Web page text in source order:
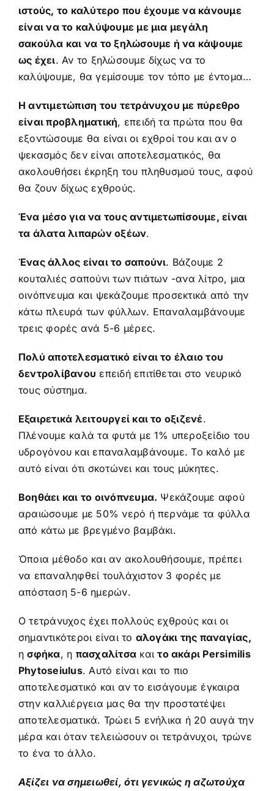
ιστούς, το καλύτερο που έχουμε να κάνουμε
είναι να το καλύψουμε με μια μεγάλη
σακούλα και να το ξηλώσουμε ή να κάψουμε
ως έχει. Αν το ξηλώσουμε δίχως να το
καλύψουμε, θα γεμίσουμε τον τόπο με έντομα…
Η αντιμετώπιση του τετράνυχου με πύρεθρο
είναι προβληματική, επειδή τα πρώτα που θα
εξοντώσουμε θα είναι οι εχθροί του και αν ο
ψεκασμός δεν είναι αποτελεσματικός, θα
ακολουθήσει έκρηξη του πληθυσμού τους, αφού
θα ζουν δίχως εχθρούς.
Ένα μέσο για να τους αντιμετωπίσουμε, είναι
τα άλατα λιπαρών οξέων.
Ένας άλλος είναι το σαπούνι. Βάζουμε 2
κουταλιές σαπούνι των πιάτων -ανα λίτρο, μια
οινόπνευμα και ψεκάζουμε προσεκτικά από την
κάτω πλευρά των φύλλων. Επαναλαμβάνουμε
τρεις φορές ανά 5-6 μέρες.
Πολύ αποτελεσματικό είναι το έλαιο του
δεντρολίβανου επειδή επιτίθεται στο νευρικό
τους σύστημα.
Εξαιρετικά λειτουργεί και το οξιζενέ.
Πλένουμε καλά τα φυτά με 1% υπεροξείδιο του
υδρογόνου και επαναλαμβάνουμε. Το καλό με
αυτό είναι ότι σκοτώνει και τους μύκητες.
Βοηθάει και το οινόπνευμα. Ψεκάζουμε αφού
αραιώσουμε με 50% νερό ή περνάμε τα φύλλα
από κάτω με βρεγμένο βαμβάκι.
Όποια μέθοδο και αν ακολουθήσουμε, πρέπει
να επαναληφθεί τουλάχιστον 3 φορές με
απόσταση 5-6 ημερών.
Ο τετράνυχος έχει πολλούς εχθρούς και οι
σημαντικότεροι είναι το αλογάκι της παναγίας,
ησφήκα, η πασχαλίτσα καιτο ακάρι Persimilis
Phytoseiulus. Αυτό είναι και το πιο
αποτελεσματικό και αν το εισάγουμε έγκαιρα
στην καλλιέργεια μας θα την προστατέψει
αποτελεσματικά. Τρώει 5 ενήλικα ή 20 αυγά την
μέρα και όταν τελειώσουν οι τετράνυχοι, τρώνε
το ένα το άλλο.
Αξίζει να σημειωθεί, ότι γενικώς η αζωτούχα